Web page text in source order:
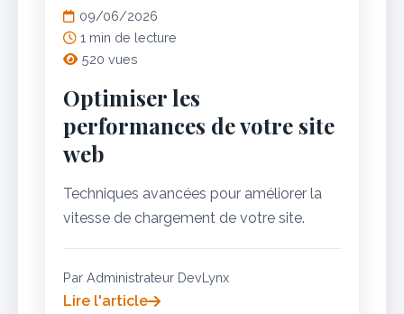
09/06/2026
1 min de lecture
520 vues
Optimiser les
performances de votre site
web
Techniques avancées pour améliorer la
vitesse de chargement de votre site.
Par Administrateur DevLynx
Lire l'article